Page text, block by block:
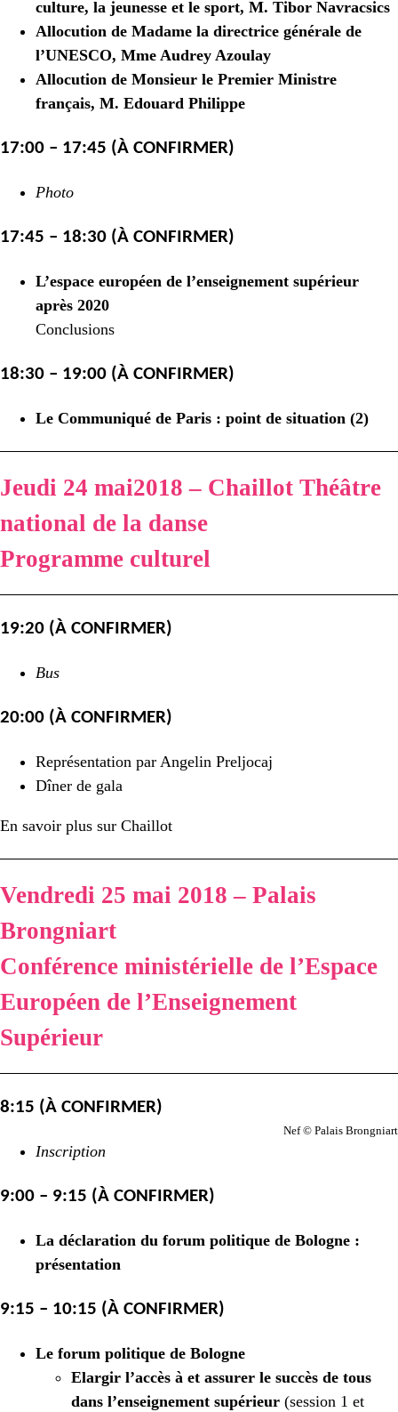
culture, la jeunesse et le sport, M. Tibor Navracsics
Allocution de Madame la directrice générale de
l’UNESCO, Mme Audrey Azoulay
Allocution de Monsieur le Premier Ministre
français, M. Edouard Philippe
17:00 – 17:45 (À CONFIRMER)
Photo
17:45 – 18:30 (À CONFIRMER)
L’espace européen de l’enseignement supérieur
après 2020
Conclusions
18:30 – 19:00 (À CONFIRMER)
Le Communiqué de Paris : point de situation (2)
Jeudi 24 mai2018 – Chaillot Théâtre
national de la danse
Programme culturel
19:20 (À CONFIRMER)
Bus
20:00 (À CONFIRMER)
Représentation par Angelin Preljocaj
Dîner de gala
En savoir plus sur Chaillot
Vendredi 25 mai 2018 – Palais
Brongniart
Conférence ministérielle de l’Espace
Européen de l’Enseignement
Supérieur
Nef © Palais Brongniart
8:15 (À CONFIRMER)
Inscription
9:00 – 9:15 (À CONFIRMER)
La déclaration du forum politique de Bologne :
présentation
9:15 – 10:15 (À CONFIRMER)
Le forum politique de Bologne
Elargir l’accès à et assurer le succès de tous
dans l’enseignement supérieur (session 1 et